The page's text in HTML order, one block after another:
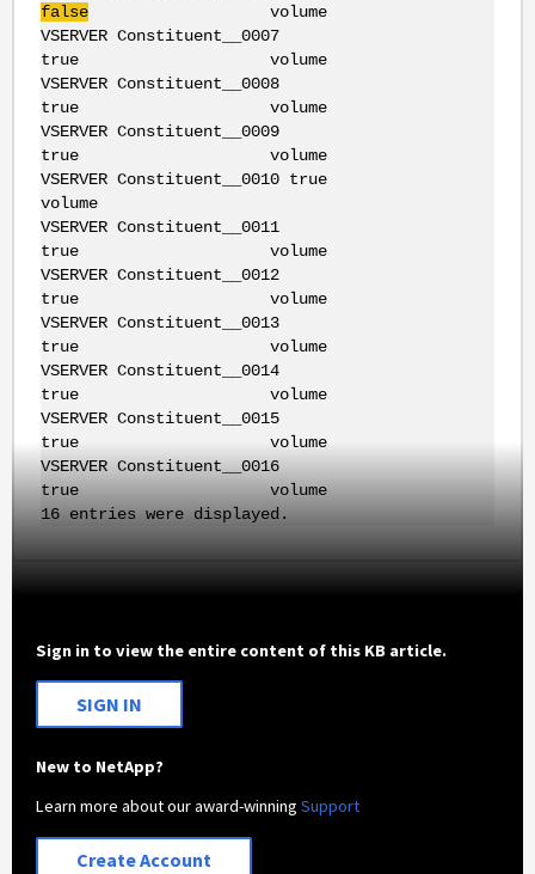
falsevolume
VSERVER Constituent__0007
true volume
VSERVER Constituent__0008
true volume
VSERVER Constituent__0009
true volume
VSERVER Constituent__0010 true
volume
VSERVER Constituent__0011
true volume
VSERVER Constituent__0012
true volume
VSERVER Constituent__0013
true volume
VSERVER Constituent__0014
true volume
VSERVER Constituent__0015
true volume
VSERVER Constituent__0016
true volume
16 entries were displayed.
Sign in to view the entire content of this KB article.
SIGN IN
New to NetApp?
Learn more about our award-winningSupport
Create Account